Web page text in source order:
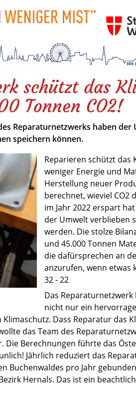
schützt das
Tonnen CO2!
Reparaturnetzwerks haben der
speichern können.
Reparieren schützt das
weniger Energie und
Herstellung neuer
berechnet, wieviel CO2
im Jahr 2022 erspart
der Umwelt verblieben
werden. Die stolze
und 45.000 Tonnen
die dafürsprechen an
anzurufen, wenn etwas
32 - 22
Das
nicht nur ein
Dass Reparatur das
das Team des
Die Berechnungen führte das
Jährlich reduziert das
Buchenwaldes pro Jahr
Hernals. Das ist ein